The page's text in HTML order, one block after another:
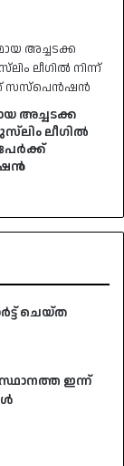
അച്ചടക്ക
ലീഗിൽ
ചെയ്ത
ഇന്ന്